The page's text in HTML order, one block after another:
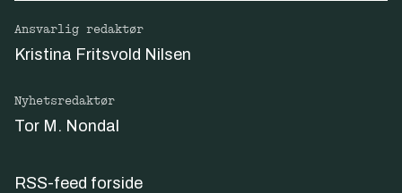
Ansvarlig redaktør
Kristina Fritsvold Nilsen
Nyhetsredaktør
Tor M. Nondal
RSS-feed forside